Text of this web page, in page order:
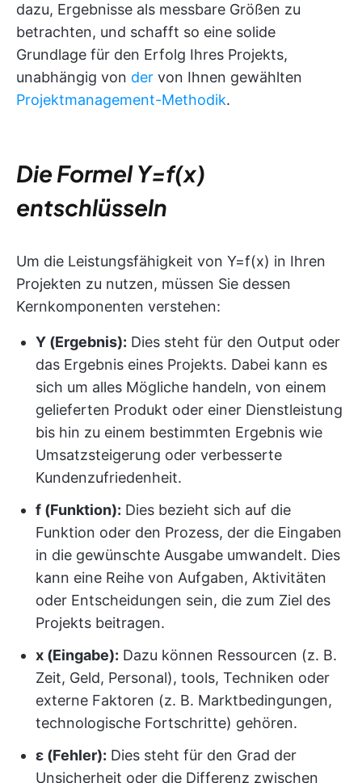
dazu, Ergebnisse als messbare Größen zu
betrachten, und schafft so eine solide
Grundlage für den Erfolg Ihres Projekts,
unabhängig von der von Ihnen gewählten
Projektmanagement-Methodik.
Die Formel Y=f(x)
entschlüsseln
Um die Leistungsfähigkeit von Y=f(x) in Ihren
Projekten zu nutzen, müssen Sie dessen
Kernkomponenten verstehen:
Y (Ergebnis): Dies steht für den Output oder
das Ergebnis eines Projekts. Dabei kann es
sich um alles Mögliche handeln, von einem
gelieferten Produkt oder einer Dienstleistung
bis hin zu einem bestimmten Ergebnis wie
Umsatzsteigerung oder verbesserte
Kundenzufriedenheit.
f (Funktion): Dies bezieht sich auf die
Funktion oder den Prozess, der die Eingaben
in die gewünschte Ausgabe umwandelt. Dies
kann eine Reihe von Aufgaben, Aktivitäten
oder Entscheidungen sein, die zum Ziel des
Projekts beitragen.
x (Eingabe): Dazu können Ressourcen (z. B.
Zeit, Geld, Personal), tools, Techniken oder
externe Faktoren (z. B. Marktbedingungen,
technologische Fortschritte) gehören.
ε (Fehler): Dies steht für den Grad der
Unsicherheit oder die Differenz zwischen